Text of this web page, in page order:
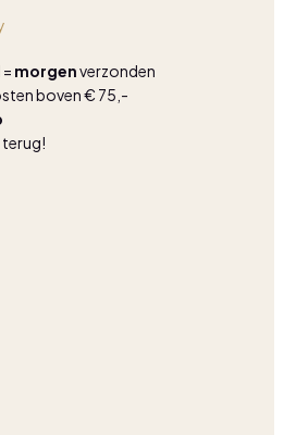
morgenverzonden
boven € 75,-
terug!